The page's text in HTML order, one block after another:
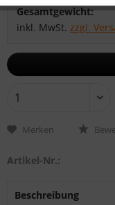
Gesamtgewicht:
inkl. MwSt.zzgl.
Merken
Artikel-Nr.:
Beschreibung